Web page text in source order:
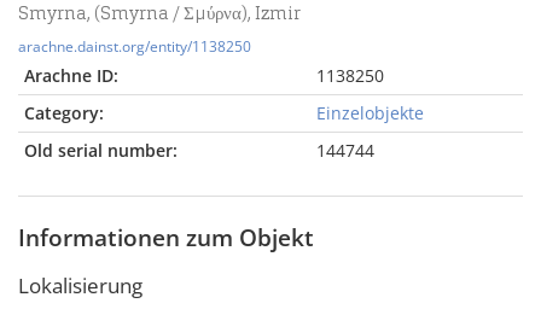
Smyrna, (Smyrna / Σμύρνα), Izmir
arachne.dainst.org/entity/1138250
Arachne ID:
1138250
Category:
Einzelobjekte
Old serial number:
144744
Informationen zum Objekt
Lokalisierung